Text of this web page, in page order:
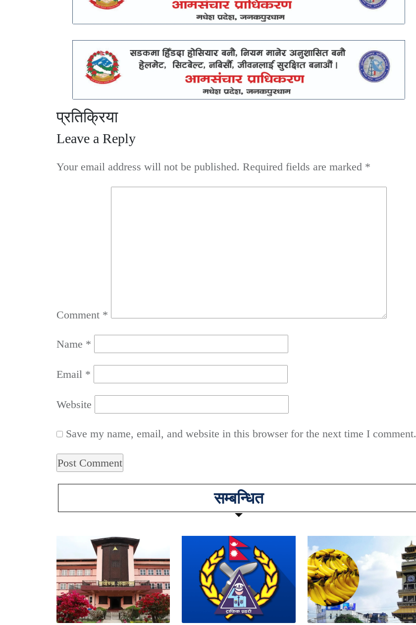
प्रतिक्रिया
Leave a Reply
Your email address will not be published. Required fields are marked *
Comment *
Name *
Email *
Website
Save my name, email, and website in this browser for the next time I comment.
सम्बन्धित